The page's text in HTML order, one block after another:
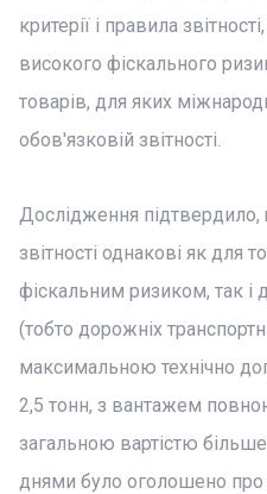
критерії і правила
високого фіскального
товарів, для яких
обов'язковій звітності.
Дослідження підтвердило,
звітності однакові як для
фіскальним ризиком, так і
(тобто дорожніх
максимальною технічно
2,5 тонн, з вантажем
загальною вартістю
днями було оголошено